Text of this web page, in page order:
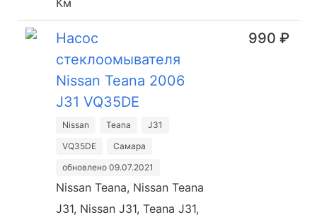
Км
Насос
стеклоомывателя
Nissan Teana 2006
J31 VQ35DE
Nissan Teana
J31
VQ35DE
Самара
обновлено 09.07.2021
Nissan Teana, Nissan Teana
J31, Nissan J31, Teana J31,
990 ₽